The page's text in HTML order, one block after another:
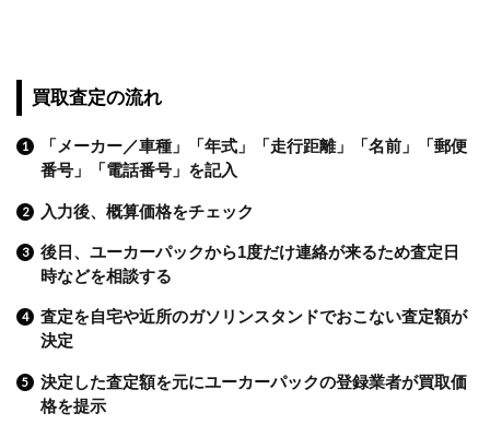
買取査定の流れ
「メーカー／車種」「年式」「走行距離」「名前」「郵便
番号」「電話番号」を記入
入力後、概算価格をチェック
後日、ユーカーパックから1度だけ連絡が来るため査定日
時などを相談する
査定を自宅や近所のガソリンスタンドでおこない査定額が
決定
決定した査定額を元にユーカーパックの登録業者が買取価
格を提示